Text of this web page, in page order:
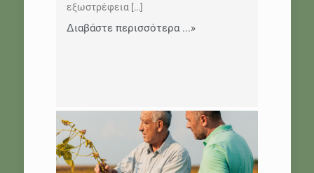
εξωστρέφεια […]
Διαβάστε περισσότερα ...»